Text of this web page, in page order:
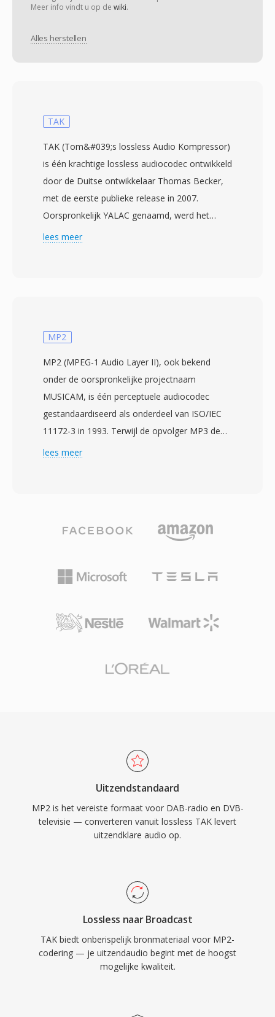
Meer info vindt u op de wiki.
Alles herstellen
TAK
TAK (Tom&#039;s lossless Audio Kompressor)
is één krachtige lossless audiocodec ontwikkeld
door de Duitse ontwikkelaar Thomas Becker,
met de eerste publieke release in 2007.
Oorspronkelijk YALAC genaamd, werd het
project hernoemd voor lancering en verwierf al
wat alles dekt van cd-kwaliteit tot high-
verkooppunten is de coderingssnelheid: zelfs bij
maximale compressie codeert TAK sneller dan
de meeste concurrerende lossless codecs bij
hun standaardinstellingen. De decoder is even
efficiënt, waardoor realtime afspelen op
bescheiden hardware geen probleem is.
ingebedde cue-sheets en APEv2-tags voor het
organiseren van albums met meerdere tracks.
source blijft en alleen voor Windows
beperkt. Voor gebruikers die compressie-
efficiency en snelheid op Windows-systemen
beschikbare lossless opties.
lees meer
MP2
MP2 (MPEG-1 Audio Layer II), ook bekend
onder de oorspronkelijke projectnaam
MUSICAM, is één perceptuele audiocodec
gestandaardiseerd als onderdeel van ISO/IEC
11172-3 in 1993. Terwijl de opvolger MP3 de
schijnwerpers veroverde bij consumenten,
filterbank, past één psychoakoestisch model
kwantiseert en Huffman-codeert vervolgens
elke subband dienovereenkomstig. Typische
stereo, wat transparante kwaliteit oplevert met
eigenschappen verklaren waarom DVB-
waar lipsynchronisatie ertoe doet. Drie
voordelen houden MP2 tientallen jaren na
standaardisatie relevant: sierlijke degradatie bij
transmissiefouten die essentieel is voor
ethersignalen, minimale coderingsvertraging
die past bij realtime omroepketens en
lees meer
Uitzendstandaard
MP2 is het vereiste formaat voor DAB-radio en DVB-
televisie — converteren vanuit lossless TAK levert
uitzendklare audio op.
Lossless naar Broadcast
TAK biedt onberispelijk bronmateriaal voor MP2-
codering — je uitzendaudio begint met de hoogst
mogelijke kwaliteit.